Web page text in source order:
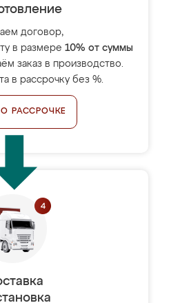
договор,
в размере 10% от суммы
заказ в производство.
в рассрочку без %.
РАССРОЧКЕ